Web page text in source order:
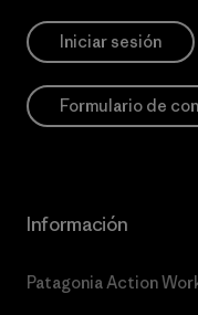
Iniciar sesión
Formulario de
Información
Patagonia Action